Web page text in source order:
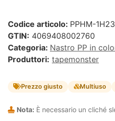
Codice articolo: PPHM-
GTIN: 4069408002760
Categoria: Nastro PP in
Produttori: tapemonster
Prezzo giusto Multiuso
Nota: È necessario un cliché